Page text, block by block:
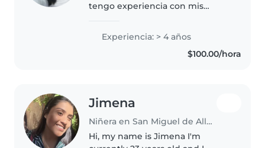
tengo experiencia con mis
incómodan las mascotas, soy
atenta y me gusta jugar con los
pequeños también puedo
Experiencia: > 4 años
$100.00/hora
Jimena
Niñera en San Miguel de Allende
Hi, my name is Jimena I'm